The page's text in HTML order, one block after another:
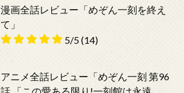
漫画全話レビュー「めぞん一刻を終え
て」
5/5(14)
アニメ全話レビュー「めぞん一刻 第96
話 「この愛ある限り!一刻館は永遠